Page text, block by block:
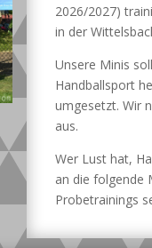
2026/2027)
in der
Unsere Minis
Handballsport
umgesetzt. Wir
aus.
Wer Lust hat,
an die folgende
Probetrainings